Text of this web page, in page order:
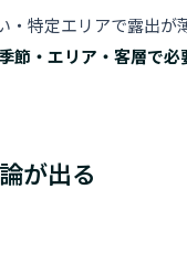
・特定エリアで露出が
季節・エリア・客層で
が出る